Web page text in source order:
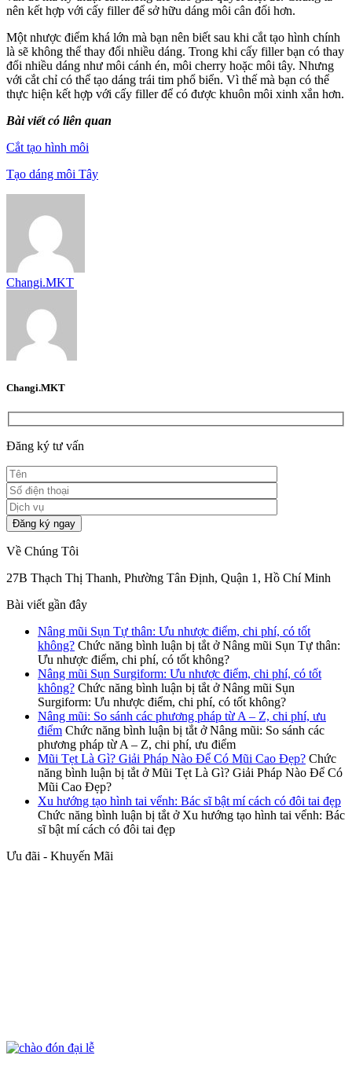
nên kết hợp với cấy filler để sở hữu dáng môi cân đối hơn.
Một nhược điểm khá lớn mà bạn nên biết sau khi cắt tạo hình chính
là sẽ không thể thay đổi nhiều dáng. Trong khi cấy filler bạn có thay
đổi nhiều dáng như môi cánh én, môi cherry hoặc môi tây. Nhưng
với cắt chỉ có thể tạo dáng trái tim phổ biển. Vì thế mà bạn có thể
thực hiện kết hợp với cấy filler để có được khuôn môi xinh xắn hơn.
Bài viết có liên quan
Cắt tạo hình môi
Tạo dáng môi Tây
Changi.MKT
Changi.MKT
Đăng ký tư vấn
Về Chúng Tôi
27B Thạch Thị Thanh, Phường Tân Định, Quận 1, Hồ Chí Minh
Bài viết gần đây
Nâng mũi Sụn Tự thân: Ưu nhược điểm, chi phí, có tốt
không? Chức năng bình luận bị tắtở Nâng mũi Sụn Tự thân:
Ưu nhược điểm, chi phí, có tốt không?
Nâng mũi Sụn Surgiform: Ưu nhược điểm, chi phí, có tốt
không? Chức năng bình luận bị tắtở Nâng mũi Sụn
Surgiform: Ưu nhược điểm, chi phí, có tốt không?
Nâng mũi: So sánh các phương pháp từ A – Z, chi phí, ưu
điểm Chức năng bình luận bị tắtở Nâng mũi: So sánh các
phương pháp từ A – Z, chi phí, ưu điểm
Mũi Tẹt Là Gì? Giải Pháp Nào Để Có Mũi Cao Đẹp? Chức
năng bình luận bị tắtở Mũi Tẹt Là Gì? Giải Pháp Nào Để Có
Mũi Cao Đẹp?
Xu hướng tạo hình tai vểnh: Bác sĩ bật mí cách có đôi tai đẹp
Chức năng bình luận bị tắtở Xu hướng tạo hình tai vểnh: Bác
sĩ bật mí cách có đôi tai đẹp
Ưu đãi - Khuyến Mãi